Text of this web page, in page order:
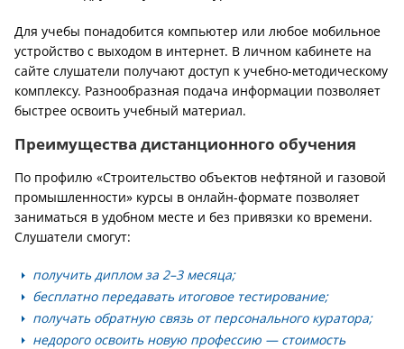
Для учебы понадобится компьютер или любое мобильное
устройство с выходом в интернет. В личном кабинете на
сайте слушатели получают доступ к учебно-методическому
комплексу. Разнообразная подача информации позволяет
быстрее освоить учебный материал.
Преимущества дистанционного обучения
По профилю «Строительство объектов нефтяной и газовой
промышленности» курсы в онлайн-формате позволяет
заниматься в удобном месте и без привязки ко времени.
Слушатели смогут:
получить диплом за 2–3 месяца;
бесплатно передавать итоговое тестирование;
получать обратную связь от персонального куратора;
недорого освоить новую профессию — стоимость